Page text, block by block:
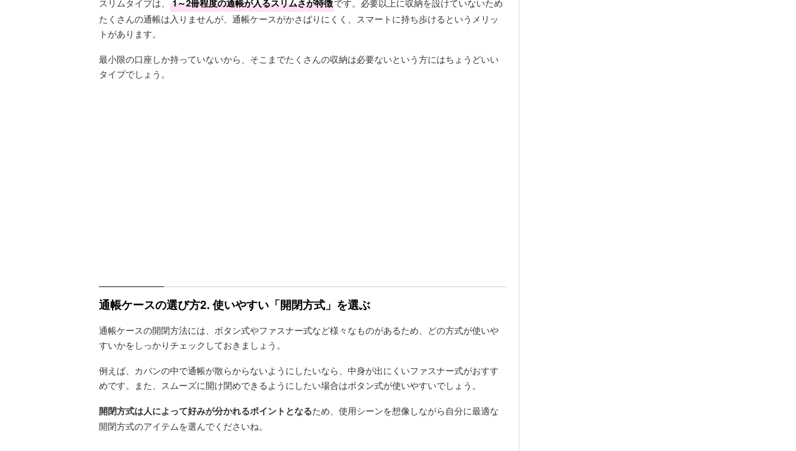
1～2冊程度の通帳が入るスリムさが特徴
たくさんの通帳は入りませんが、通帳ケースがかさばりにくく、スマートに持ち歩けるというメリッ
トがあります。
最小限の口座しか持っていないから、そこまでたくさんの収納は必要ないという方にはちょうどいい
タイプでしょう。
通帳ケースの選び方2. 使いやすい「開閉方式」を選ぶ
通帳ケースの開閉方法には、ボタン式やファスナー式など様々なものがあるため、どの方式が使いや
すいかをしっかりチェックしておきましょう。
例えば、カバンの中で通帳が散らからないようにしたいなら、中身が出にくいファスナー式がおすす
めです。また、スムーズに開け閉めできるようにしたい場合はボタン式が使いやすいでしょう。
開閉方式は人によって好みが分かれるポイントとなるため、使用シーンを想像しながら自分に最適な
開閉方式のアイテムを選んでくださいね。